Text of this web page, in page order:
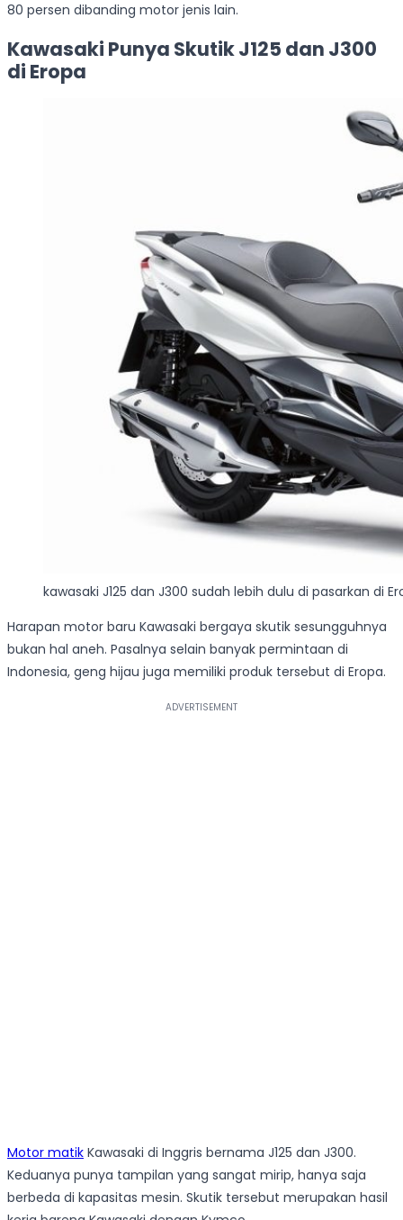
80 persen dibanding motor jenis lain.
Kawasaki Punya Skutik J125 dan J300
di Eropa
kawasaki J125 dan J300 sudah lebih dulu di pasarkan di
Harapan motor baru Kawasaki bergaya skutik sesungguhnya
bukan hal aneh. Pasalnya selain banyak permintaan di
Indonesia, geng hijau juga memiliki produk tersebut di Eropa.
Motor matik Kawasaki di Inggris bernama J125 dan J300.
Keduanya punya tampilan yang sangat mirip, hanya saja
berbeda di kapasitas mesin. Skutik tersebut merupakan hasil